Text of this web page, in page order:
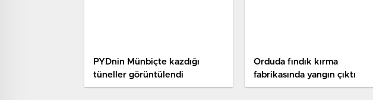
PYDnin Münbiçte kazdığı
tüneller görüntülendi​
Orduda fındık kırma
fabrikasında yangın çıktı